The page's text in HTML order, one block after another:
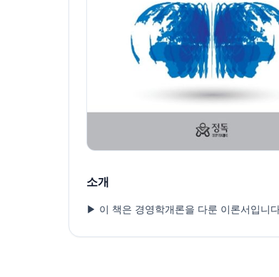
소개
▶ 이 책은 경영학개론을 다룬 이론서입니